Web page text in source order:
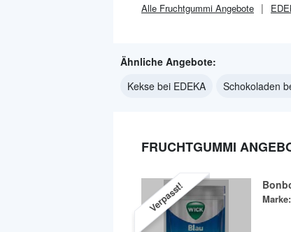
Alle Fruchtgummi Angebote
Ähnliche Angebote:
Kekse bei EDEKA
Schokoladen
FRUCHTGUMMI
Verpasst! Marke: